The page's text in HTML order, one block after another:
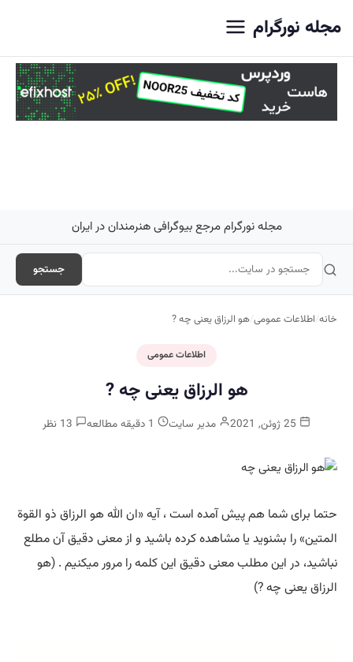
مجله نورگرام
مجله نورگرام مرجع بیوگرافی هنرمندان در ایران
جستجو
خانه/اطلاعات عمومی/هو الرزاق یعنی چه ?
اطلاعات عمومی
هو الرزاق یعنی چه ?
مدیر سایت
حتما برای شما هم پیش آمده است ، آیه «ان الله هو الرزاق ذو القوة
المتین» را بشنوید یا مشاهده کرده باشید و از معنی دقیق آن مطلع
نباشید، در این مطلب معنی دقیق این کلمه را مرور میکنیم . (هو
الرزاق یعنی چه ?)